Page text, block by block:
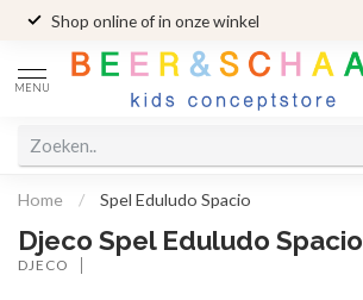
Shop online of in onze winkel
MENU
Home / Spel Eduludo Spacio
Djeco Spel Eduludo Spacio
DJECO